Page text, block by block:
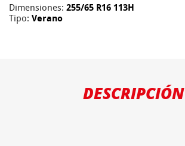
Dimensiones: 255/65 R16 113H
Tipo: Verano
DESCRIPCIÓN